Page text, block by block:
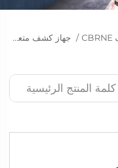
/جهاز كشف متعدد الغازات